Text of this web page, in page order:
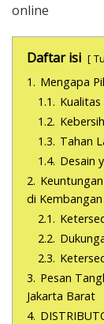
online
Daftar isi
1. Mengapa
1.1.
1.2.
1.3. Tahan
1.4. Desain
2.
di
2.1.
2.2.
2.3.
3. Pesan
Jakarta Barat
4.